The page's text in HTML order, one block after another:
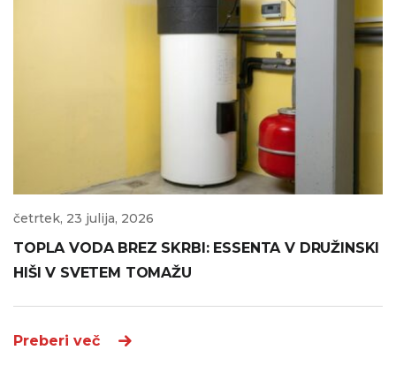
četrtek, 23 julija, 2026
TOPLA VODA BREZ SKRBI: ESSENTA V DRUŽINSKI
HIŠI V SVETEM TOMAŽU
Preberi več